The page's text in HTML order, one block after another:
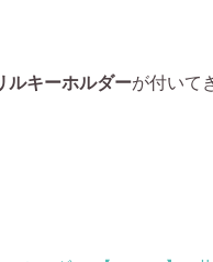
ルキーホルダーが付いて